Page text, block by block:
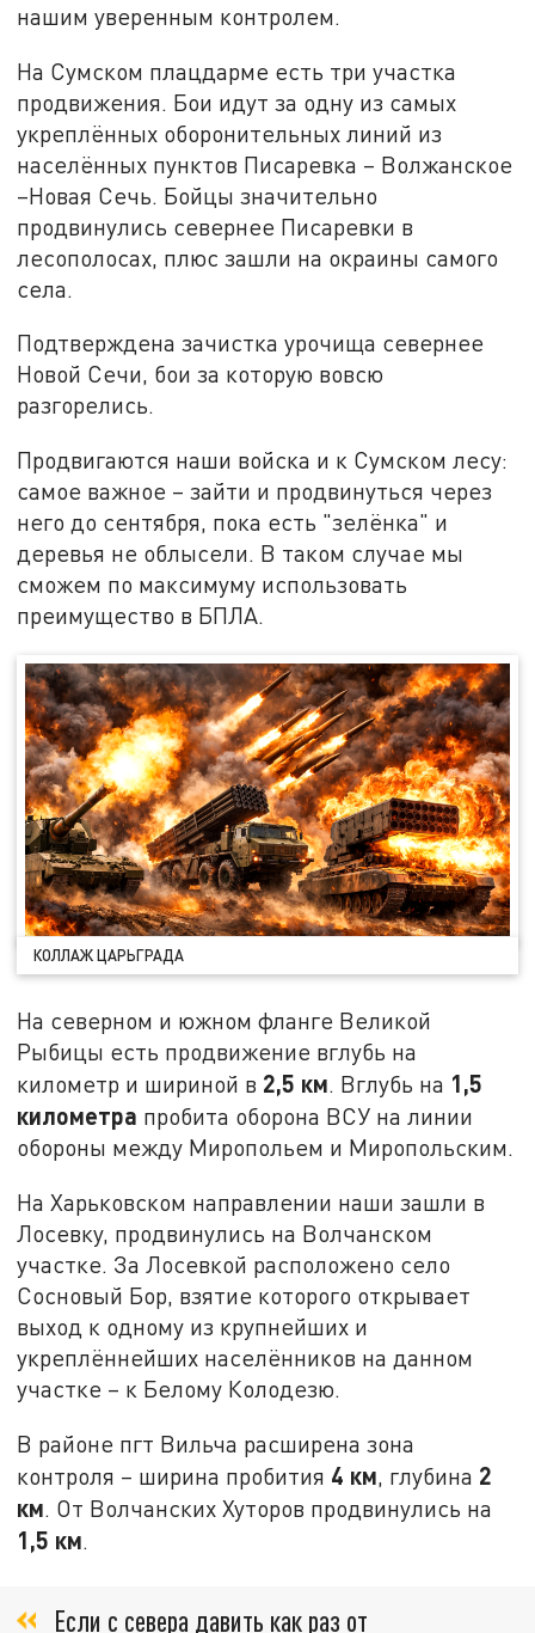
нашим уверенным контролем.
На Сумском плацдарме есть три участка
продвижения. Бои идут за одну из самых
укреплённых оборонительных линий из
населённых пунктов Писаревка – Волжанское
–Новая Сечь. Бойцы значительно
продвинулись севернее Писаревки в
лесополосах, плюс зашли на окраины самого
села.
Подтверждена зачистка урочища севернее
Новой Сечи, бои за которую вовсю
разгорелись.
Продвигаются наши войска и к Сумском лесу:
самое важное – зайти и продвинуться через
него до сентября, пока есть "зелёнка" и
деревья не облысели. В таком случае мы
сможем по максимуму использовать
преимущество в БПЛА.
КОЛЛАЖ ЦАРЬГРАДА
На северном и южном фланге Великой
Рыбицы есть продвижение вглубь на
километр и шириной в 2,5 км. Вглубь на 1,5
километра пробита оборона ВСУ на линии
обороны между Миропольем и Миропольским.
На Харьковском направлении наши зашли в
Лосевку, продвинулись на Волчанском
участке. За Лосевкой расположено село
Сосновый Бор, взятие которого открывает
выход к одному из крупнейших и
укреплённейших населёнников на данном
участке – к Белому Колодезю.
В районе пгт Вильча расширена зона
контроля – ширина пробития 4 км, глубина 2
км. От Волчанских Хуторов продвинулись на
1,5 км.
Если с севера давить как раз от